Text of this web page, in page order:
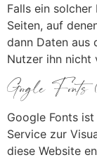
Falls ein
Seiten, auf
dann Daten aus
Nutzer ihn nicht
Google
Google Fonts
Service zur
diese Website